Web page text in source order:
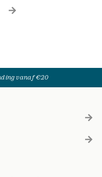
vanaf €20